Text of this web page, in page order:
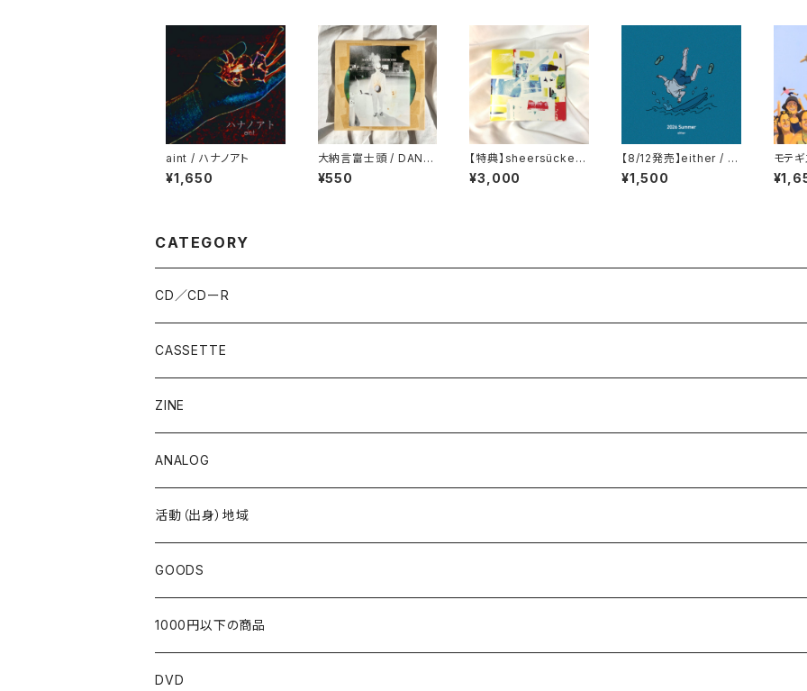
aint / ハナノアト
¥1,650
大納言富士頭 / DANC
E IN THE BEDROO
M/TOO LATE TO NE
¥550
【特典】sheersücker /
My Own Owner
¥3,000
【8/12発売】either / 2
026Summer
¥1,500
モテ
なじ
CATEGORY
CD／CDーR
CASSETTE
ZINE
ANALOG
活動（出身）地域
北海道
東北
青森
関東
GOODS
1000円以下の商品
DVD